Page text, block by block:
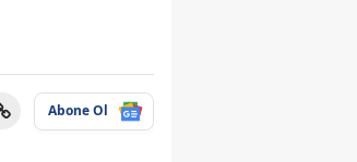
Abone Ol